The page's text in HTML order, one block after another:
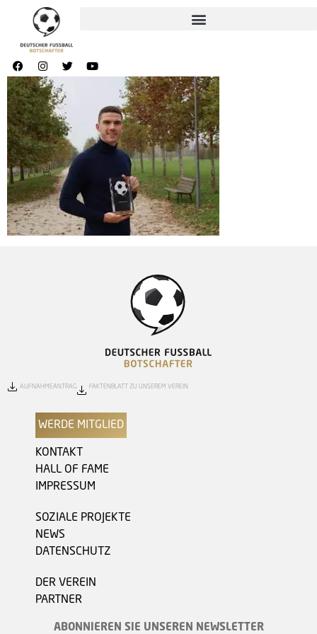
AUFNAHMEANTRAG FAKTENBLATT ZU UNSEREM VEREIN
WERDE MITGLIED
KONTAKT
HALL OF FAME
IMPRESSUM
SOZIALE PROJEKTE
NEWS
DATENSCHUTZ
DER VEREIN
PARTNER
ABONNIEREN SIE UNSEREN NEWSLETTER